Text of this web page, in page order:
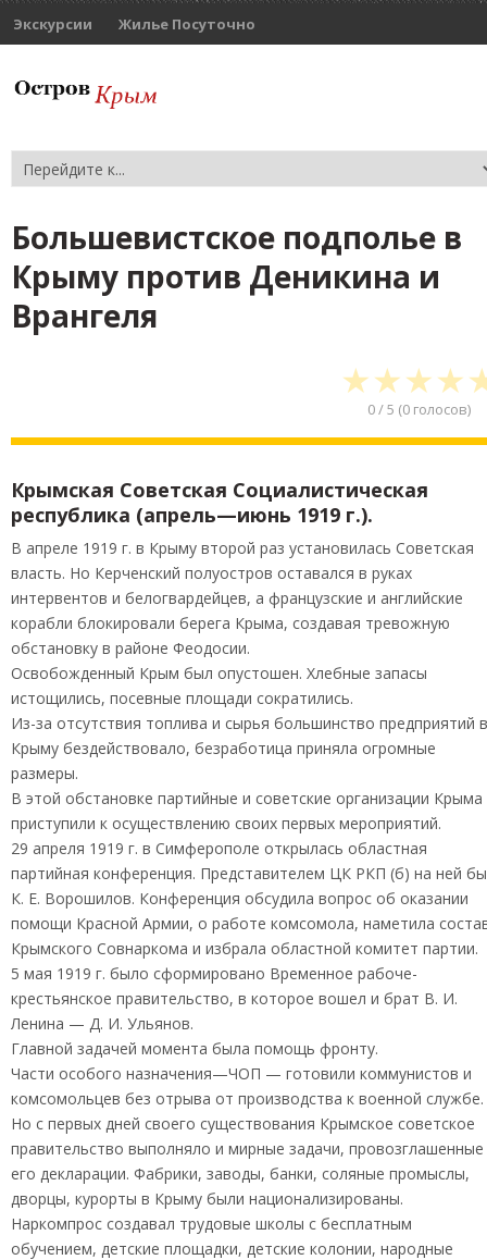
Экскурсии Жилье Посуточно
Большевистское подполье в
Крыму против Деникина и
Врангеля
★★★★
0/5 (0 голосов)
Крымская Советская Социалистическая
республика (апрель—июнь 1919 г.).
В апреле 1919 г. в Крыму второй раз установилась Советская
власть. Но Керченский полуостров оставался в руках
интервентов и белогвардейцев, а французские и английские
корабли блокировали берега Крыма, создавая тревожную
обстановку в районе Феодосии.
Освобожденный Крым был опустошен. Хлебные запасы
истощились, посевные площади сократились.
Из-за отсутствия топлива и сырья большинство предприятий в
Крыму бездействовало, безработица приняла огромные
размеры.
В этой обстановке партийные и советские организации Крыма
приступили к осуществлению своих первых мероприятий.
29 апреля 1919 г. в Симферополе открылась областная
партийная конференция. Представителем ЦК РКП (б) на ней
К. Е. Ворошилов. Конференция обсудила вопрос об оказании
помощи Красной Армии, о работе комсомола, наметила
Крымского Совнаркома и избрала областной комитет партии.
5 мая 1919 г. было сформировано Временное рабоче-
крестьянское правительство, в которое вошел и брат В. И.
Ленина — Д. И. Ульянов.
Главной задачей момента была помощь фронту.
Части особого назначения—ЧОП — готовили коммунистов и
комсомольцев без отрыва от производства к военной службе.
Но с первых дней своего существования Крымское советское
правительство выполняло и мирные задачи, провозглашенные
его декларации. Фабрики, заводы, банки, соляные промыслы,
дворцы, курорты в Крыму были национализированы.
Наркомпрос создавал трудовые школы с бесплатным
обучением, детские площадки, детские колонии, народные